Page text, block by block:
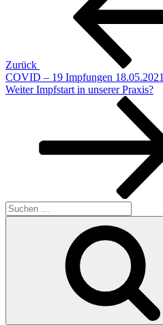
Zurück
COVID – 19 Impfungen 18.05.2021
Nächster
Weiter Impfstart in unserer Praxis?
Suchen
nach: